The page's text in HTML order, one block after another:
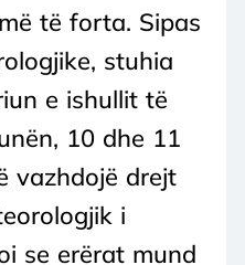
të forta. Sipas
stuhia
e ishullit të
10 dhe 11
vazhdojë drejt
i
se erërat mund